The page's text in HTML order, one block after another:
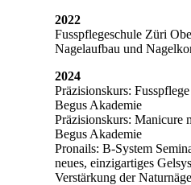
2022
Fusspflegeschule Züri
Nagelaufbau und
2024
Präzisionskurs:
Begus Akademie
Präzisionskurs: Manicure
Begus Akademie
Pronails: B-System
neues, einzigartiges
Verstärkung der